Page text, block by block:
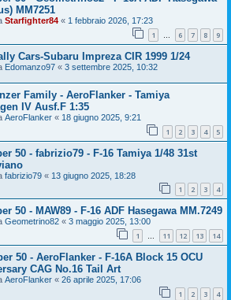
MM7251
Starfighter84 « 1 febbraio 2026, 17:23
1 … 6 7 8 9
Cars-Subaru Impreza CIR 1999 1/24
Edomanzo97 « 3 settembre 2025, 10:32
Family - AeroFlanker - Tamiya
IV Ausf.F 1:35
AeroFlanker « 18 giugno 2025, 9:21
1 2 3 4 5
50 - fabrizio79 - F-16 Tamiya 1/48 31st
fabrizio79 « 13 giugno 2025, 18:28
1 2 3 4
50 - MAW89 - F-16 ADF Hasegawa MM.7249
Geometrino82 « 3 maggio 2025, 13:00
1 … 11 12 13 14
50 - AeroFlanker - F-16A Block 15 OCU
CAG No.16 Tail Art
AeroFlanker « 26 aprile 2025, 17:06
1 2 3 4